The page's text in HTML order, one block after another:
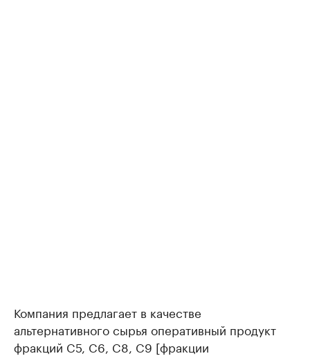
Компания предлагает в качестве
альтернативного сырья оперативный продукт
фракций C5, C6, C8, C9 [фракции